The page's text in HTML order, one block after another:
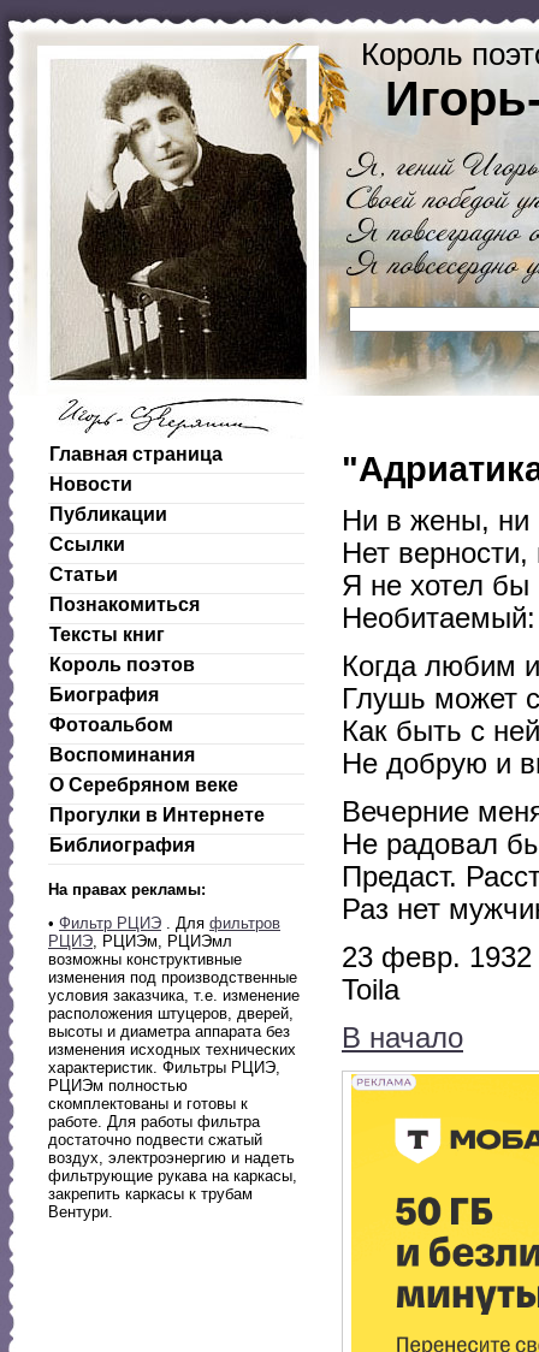
Король
Главная страница
Новости
Публикации
Ссылки
Статьи
Познакомиться
Тексты книг
Король поэтов
Биография
Фотоальбом
Воспоминания
О Серебряном веке
Прогулки в Интернете
Библиография
На правах рекламы:
• Фильтр РЦИЭ . Для фильтров
РЦИЭ, РЦИЭм, РЦИЭмл
возможны конструктивные
изменения под производственные
условия заказчика, т.е. изменение
расположения штуцеров, дверей,
высоты и диаметра аппарата без
изменения исходных технических
характеристик. Фильтры РЦИЭ,
РЦИЭм полностью
скомплектованы и готовы к
работе. Для работы фильтра
достаточно подвести сжатый
воздух, электроэнергию и надеть
фильтрующие рукава на каркасы,
закрепить каркасы к трубам
Вентури.
Ни в жены, ни
Нет верности,
Я не хотел бы
Когда любим
Глушь может
Как быть с
Не добрую и
Вечерние
Не радовал
Предаст.
Раз нет
23 февр. 1932
Toila
В начало